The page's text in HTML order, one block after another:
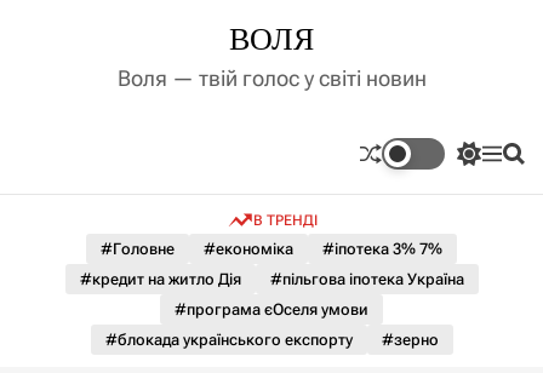
д
ВОЛЯ
Воля — твій голос у світі новин
П
м
к
к
М П
В ТРЕНДІ
#Головне #економіка
#іпотека 3% 7%
#кредит на житло Дія
#пільгова іпотека Україна
#програма єОселя умови
#блокада українського експорту
#зерно